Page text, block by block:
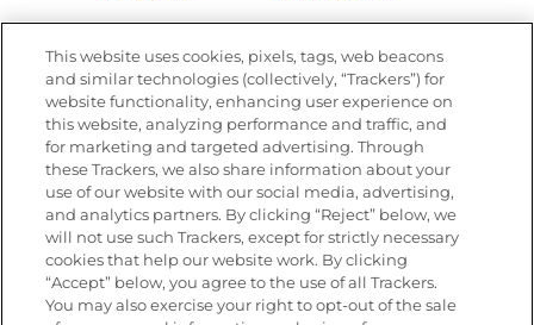
Nutrición
Únete a La Cocina Goya®
Recibe Nuevas Recetas, Ofertas Especiales y
Promociones
Email(Obligatorio)
This website uses cookies, pixels, tags, web beacons
and similar technologies (collectively, “Trackers”) for
website functionality, enhancing user experience on
this website, analyzing performance and traffic, and
for marketing and targeted advertising. Through
these Trackers, we also share information about your
use of our website with our social media, advertising,
and analytics partners. By clicking “Reject” below, we
will not use such Trackers, except for strictly necessary
cookies that help our website work. By clicking
“Accept” below, you agree to the use of all Trackers.
You may also exercise your right to opt-out of the sale